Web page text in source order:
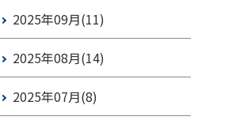
2025年09月(11)
2025年08月(14)
2025年07月(8)